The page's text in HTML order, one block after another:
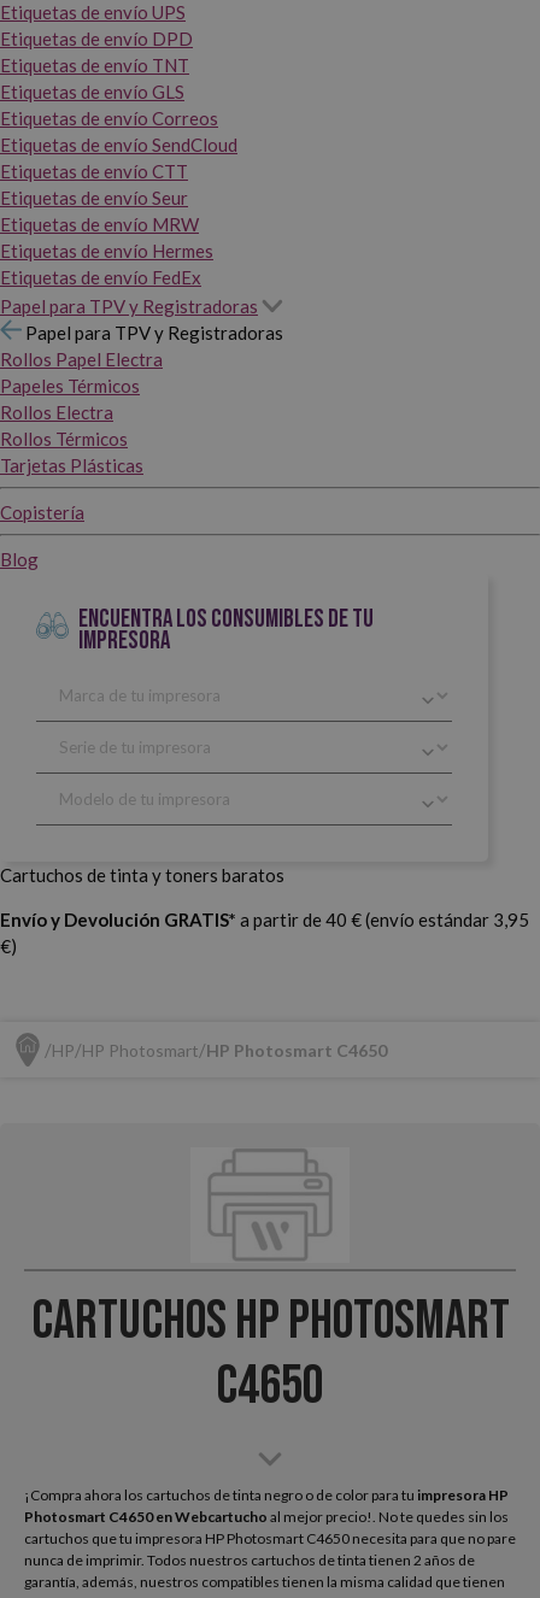
Etiquetas de envío UPS
Etiquetas de envío DPD
Etiquetas de envío TNT
Etiquetas de envío GLS
Etiquetas de envío Correos
Etiquetas de envío SendCloud
Etiquetas de envío CTT
Etiquetas de envío Seur
Etiquetas de envío MRW
Etiquetas de envío Hermes
Etiquetas de envío FedEx
Papel para TPV y Registradoras
Papel para TPV y Registradoras
Rollos Papel Electra
Papeles Térmicos
Rollos Electra
Rollos Térmicos
Tarjetas Plásticas
Copistería
Blog
ENCUENTRA LOS CONSUMIBLES DE TU
IMPRESORA
Cartuchos de tinta y toners baratos
Envío y Devolución GRATIS* a partir de 40 € (envío estándar 3,95
€)
HP HP Photosmart HP Photosmart C4650
Cartuchos HP Photosmart
C4650
¡Compra ahora los cartuchos de tinta negro o de color para tu impresora HP
Photosmart C4650 en Webcartucho al mejor precio!. No te quedes sin los
cartuchos que tu impresora HP Photosmart C4650 necesita para que no pare
nunca de imprimir. Todos nuestros cartuchos de tinta tienen 2 años de
garantía, además, nuestros compatibles tienen la misma calidad que tienen